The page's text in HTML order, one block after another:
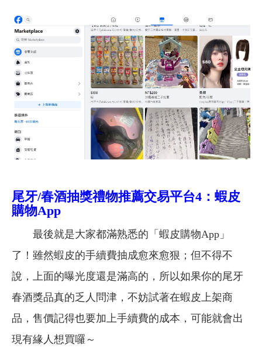
尾牙/春酒抽獎禮物推薦交易平台4：蝦皮
購物App
最後就是大家都滿熟悉的「蝦皮購物App」
了！雖然蝦皮的手續費抽成愈來愈狠；但不得不
說，上面的曝光度還是滿高的，所以如果你的尾牙
春酒獎品真的乏人問津，不妨試著在蝦皮上架商
品，售價記得也要加上手續費的成本，可能就會出
現有緣人想買囉～